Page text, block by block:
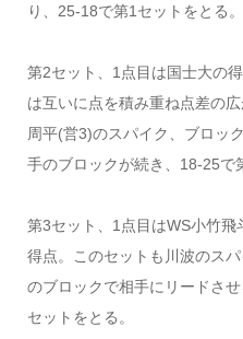
り、25-18で第1セットをとる。
第2セット、1点目は国士大の
は互いに点を積み重ね点差の
周平(営3)のスパイク、ブロッ
手のブロックが続き、18-25で
第3セット、1点目はWS小竹
得点。このセットも川波のス
のブロックで相手にリードさ
セットをとる。